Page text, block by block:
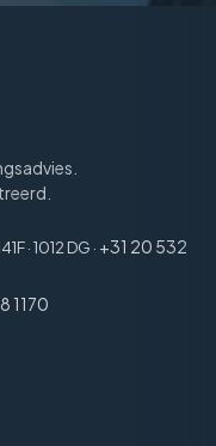
· 1012 DG · +31 20 532
1170